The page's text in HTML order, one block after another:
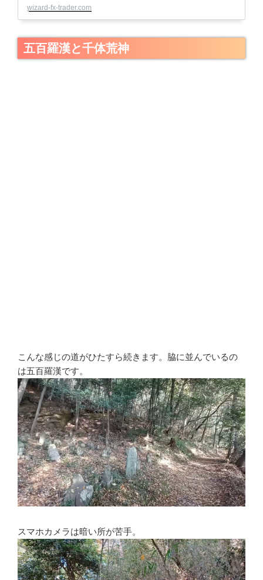
wizard-fx-trader.com
五百羅漢と千体荒神
こんな感じの道がひたすら続きます。脇に並んでいるの
は五百羅漢です。
スマホカメラは暗い所が苦手。